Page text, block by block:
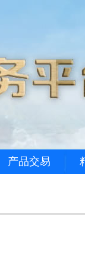
产品交易